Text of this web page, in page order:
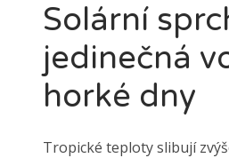
Solární
jedinečná
horké dny
Tropické teploty slibují